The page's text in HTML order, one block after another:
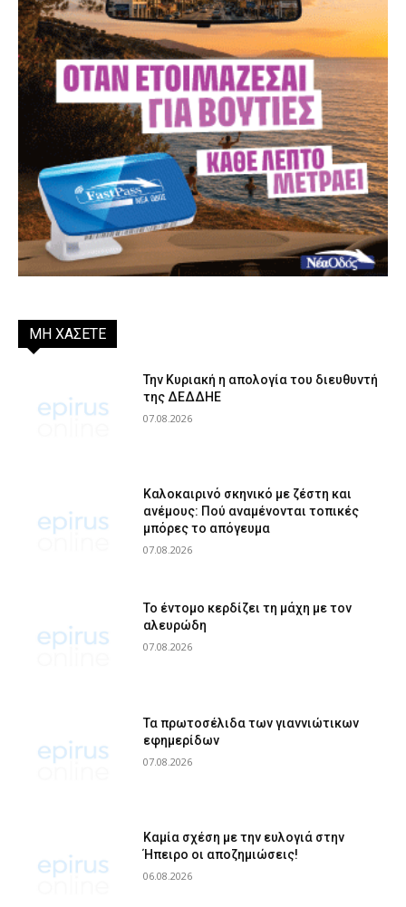
ΜΗ ΧΑΣΕΤΕ
Την Κυριακή η απολογία του διευθυντή
της ΔΕΔΔΗΕ
07.08.2026
Καλοκαιρινό σκηνικό με ζέστη και
ανέμους: Πού αναμένονται τοπικές
μπόρες το απόγευμα
07.08.2026
Το έντομο κερδίζει τη μάχη με τον
αλευρώδη
07.08.2026
Τα πρωτοσέλιδα των γιαννιώτικων
εφημερίδων
07.08.2026
Καμία σχέση με την ευλογιά στην
Ήπειρο οι αποζημιώσεις!
06.08.2026